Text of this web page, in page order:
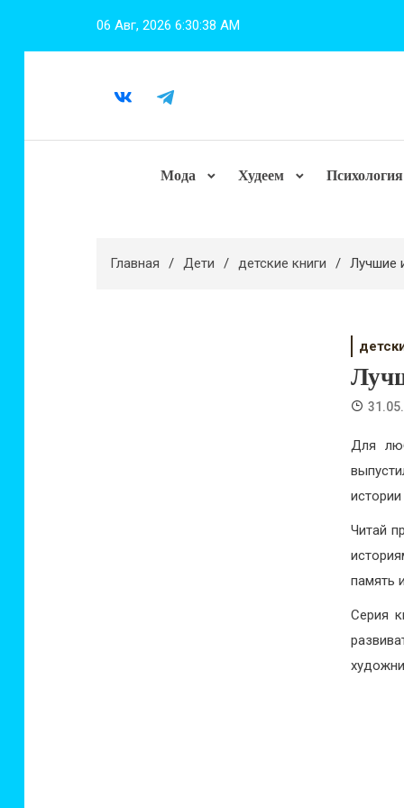
06 Авг, 2026 6:30:39 AM
Мода Худеем Психология
Главная Дети детские книги Лучшие
Для
Читай
память
Серия